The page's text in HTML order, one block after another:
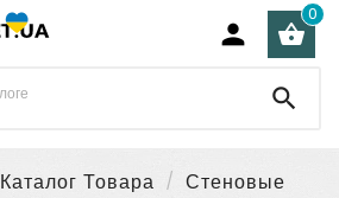
 
0

Каталог Товара
Стеновые